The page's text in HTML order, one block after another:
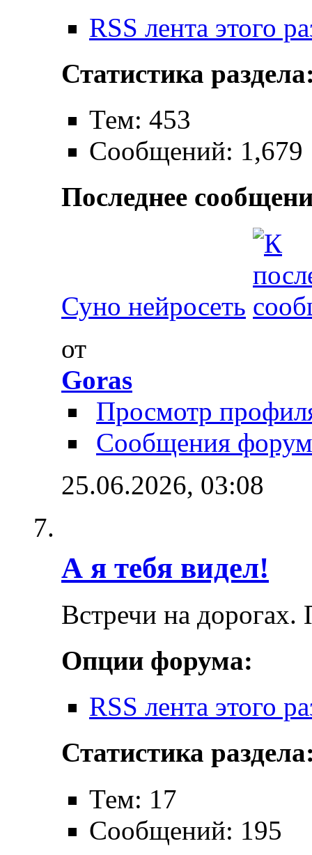
RSS лента этого
Статистика
Тем: 453
Сообщений: 1,679
Последнее
Суно нейросеть
от
Goras
Просмотр
Сообщения
25.06.2026, 03:08
А я тебя видел!
Встречи на дорогах.
Опции форума:
RSS лента этого
Статистика
Тем: 17
Сообщений: 195